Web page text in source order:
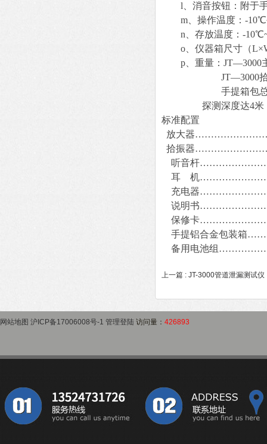
l、消音按钮：附于
m、操作温度：-
n、存放温度：-
o、仪器箱尺寸（
p、重量：JT—3000主
JT—3000拾振器
手提箱包总重
探测深度达4米
标准配置
放大器……………………1
拾振器
听音杆
耳 机
充电器
说明书
保修卡
手提铝合金包装箱
备用电池组
上一篇 : JT-3000管道泄漏测试仪
网站地图 沪ICP备17006008号-1 管理登陆 访问量： 426893